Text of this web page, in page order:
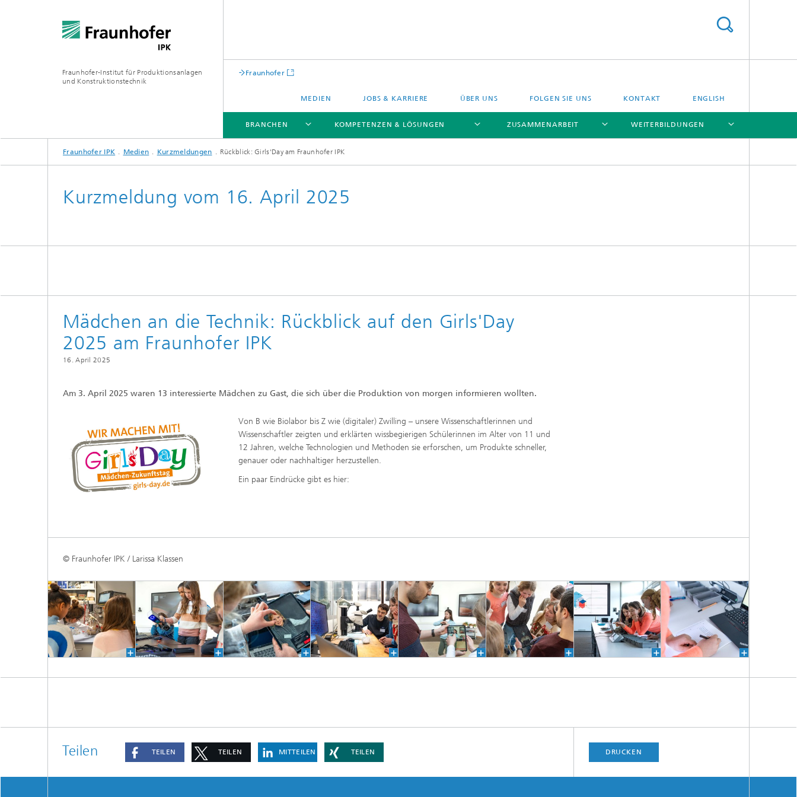
Fraunhofer-Institut für Produktionsanlagen
und Konstruktionstechnik
Fraunhofer
MEDIEN JOBS & KARRIERE ÜBER UNS FOLGEN SIE UNS KONTAKT ENGLISH
BRANCHEN
BRANCHEN
KOMPETENZEN & LÖSUNGEN
KOMPETENZEN & LÖSUNGEN
ZUSAMMENARBEIT
ZUSAMMENARBEIT
WEITERBILDUNGEN
WEITERBILDUNGEN
Fraunhofer IPK Medien Kurzmeldungen Rückblick: Girls'Day am Fraunhofer IPK
Kurzmeldung vom 16. April 2025
Mädchen an die Technik: Rückblick auf den Girls'Day
2025 am Fraunhofer IPK
16. April 2025
Am 3. April 2025 waren 13 interessierte Mädchen zu Gast, die sich über die Produktion von morgen informieren wollten.
Von B wie Biolabor bis Z wie (digitaler) Zwilling – unsere Wissenschaftlerinnen und
Wissenschaftler zeigten und erklärten wissbegierigen Schülerinnen im Alter von 11 und
12 Jahren, welche Technologien und Methoden sie erforschen, um Produkte schneller,
genauer oder nachhaltiger herzustellen.
Ein paar Eindrücke gibt es hier:
© Fraunhofer IPK / Larissa Klassen
Teilen TEILEN TEILEN MITTEILEN TEILEN DRUCKEN